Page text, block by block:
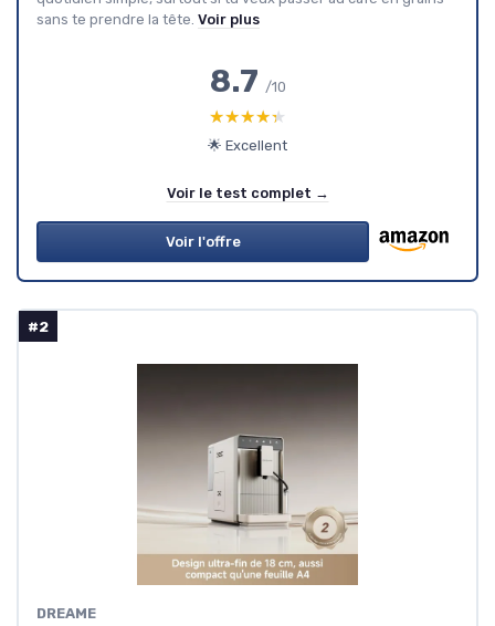
sans te prendre la tête. Voir plus
8.7 /10
★★★★★
★★★★★
🌟 Excellent
Voir le test complet →
Voir l'offre
#2
DREAME